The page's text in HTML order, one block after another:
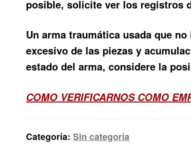
posible, solicite ver los registros
Un arma traumática usada que
excesivo de las piezas y
estado del arma, considere la
COMO VERIFICARNOS COMO
Categoría:Sin categoría